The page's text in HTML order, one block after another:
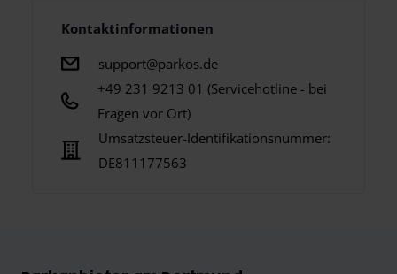
Kontaktinformationen
support@parkos.de
+49 231 9213 01 (Servicehotline - bei
Fragen vor Ort)
Umsatzsteuer-Identifikationsnummer:
DE811177563